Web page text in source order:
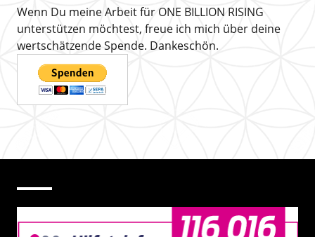
Wenn Du meine Arbeit für ONE BILLION RISING
unterstützen möchtest, freue ich mich über deine
wertschätzende Spende. Dankeschön.